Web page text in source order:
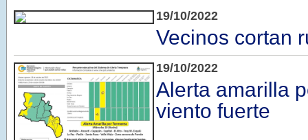
19/10/2022
Vecinos cortan
19/10/2022
Alerta amarilla
viento fuerte